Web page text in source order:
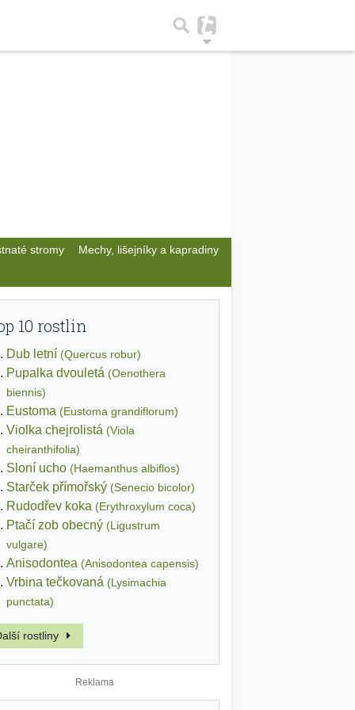
stromy Mechy, lišejníky a kapradiny
10 rostlin
Dub letní (Quercus robur)
Pupalka dvouletá (Oenothera
biennis)
Eustoma (Eustoma grandiflorum)
Violka chejrolistá (Viola
cheiranthifolia)
Sloní ucho (Haemanthus albiflos)
Starček přímořský (Senecio bicolor)
Rudodřev koka (Erythroxylum coca)
Ptačí zob obecný (Ligustrum
vulgare)
Anisodontea (Anisodontea capensis)
Vrbina tečkovaná (Lysimachia
punctata)
rostliny